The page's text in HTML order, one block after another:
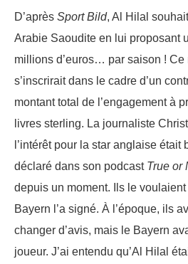
D’après Sport Bild, Al Hilal
Arabie Saoudite en lui proposant
millions d’euros… par saison ! Ce
s’inscrirait dans le cadre d’un
montant total de l’engagement à
livres sterling. La journaliste
l’intérêt pour la star anglaise
déclaré dans son podcast True or
depuis un moment. Ils le
Bayern l’a signé. À l’époque, ils
changer d’avis, mais le Bayern
joueur. J’ai entendu qu’Al Hilal